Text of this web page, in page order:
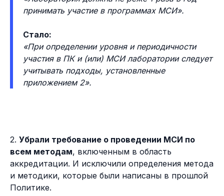
принимать участие в программах МСИ».
Стало:
«При определении уровня и периодичности
участия в ПК и (или) МСИ лаборатории следует
учитывать подходы, установленные
приложением 2».
2. Убрали требование о проведении МСИ по
всем методам, включенным в область
аккредитации. И исключили определения метода
и методики, которые были написаны в прошлой
Политике.